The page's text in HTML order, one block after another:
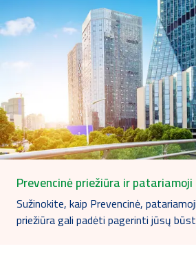
Prevencinė priežiūra ir
Sužinokite, kaip Prevencinė,
priežiūra gali padėti pagerinti jūsų